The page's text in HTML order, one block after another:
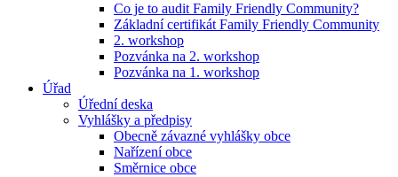
Co je to audit Family Friendly Community?
Základní certifikát Family Friendly Community
2. workshop
Pozvánka na 2. workshop
Pozvánka na 1. workshop
Úřad
Úřední deska
Vyhlášky a předpisy
Obecně závazné vyhlášky obce
Nařízení obce
Směrnice obce